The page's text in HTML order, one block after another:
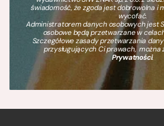
świadomość, że zgoda jest dobrowolna i
wycofać.
Administratorem danych osobowych jest
osobowe będą przetwarzane w
Szczegółowe zasady przetwarzania
przysługujących Ci prawach, można
Prywatności.